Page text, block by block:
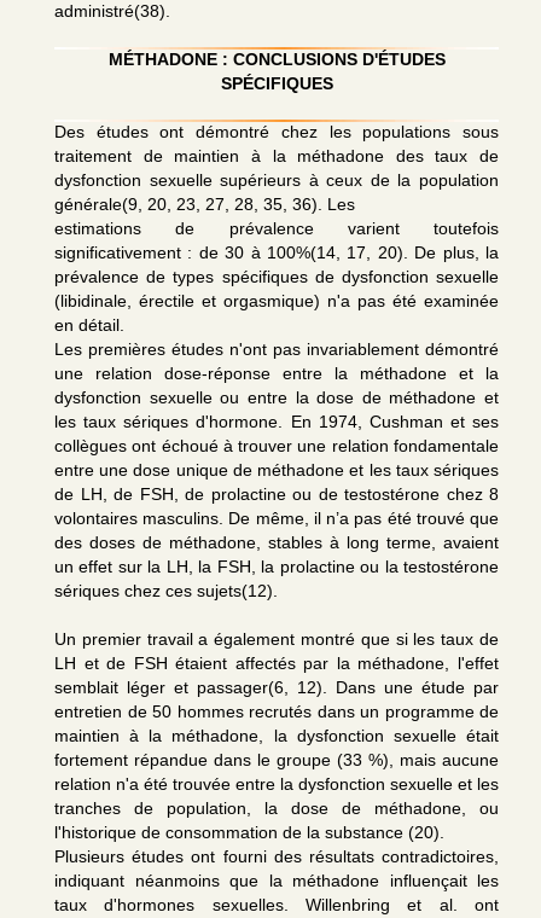
administré(38).
MÉTHADONE : CONCLUSIONS D'ÉTUDES
SPÉCIFIQUES
Des études ont démontré chez les populations sous
traitement de maintien à la méthadone des taux de
dysfonction sexuelle supérieurs à ceux de la population
générale(9, 20, 23, 27, 28, 35, 36). Les
estimations de prévalence varient toutefois
significativement : de 30 à 100%(14, 17, 20). De plus, la
prévalence de types spécifiques de dysfonction sexuelle
(libidinale, érectile et orgasmique) n'a pas été examinée
en détail.
Les premières études n'ont pas invariablement démontré
une relation dose-réponse entre la méthadone et la
dysfonction sexuelle ou entre la dose de méthadone et
les taux sériques d'hormone. En 1974, Cushman et ses
collègues ont échoué à trouver une relation fondamentale
entre une dose unique de méthadone et les taux sériques
de LH, de FSH, de prolactine ou de testostérone chez 8
volontaires masculins. De même, il n’a pas été trouvé que
des doses de méthadone, stables à long terme, avaient
un effet sur la LH, la FSH, la prolactine ou la testostérone
sériques chez ces sujets(12).
Un premier travail a également montré que si les taux de
LH et de FSH étaient affectés par la méthadone, l'effet
semblait léger et passager(6, 12). Dans une étude par
entretien de 50 hommes recrutés dans un programme de
maintien à la méthadone, la dysfonction sexuelle était
fortement répandue dans le groupe (33 %), mais aucune
relation n'a été trouvée entre la dysfonction sexuelle et les
tranches de population, la dose de méthadone, ou
l'historique de consommation de la substance (20).
Plusieurs études ont fourni des résultats contradictoires,
indiquant néanmoins que la méthadone influençait les
taux d'hormones sexuelles. Willenbring et al. ont